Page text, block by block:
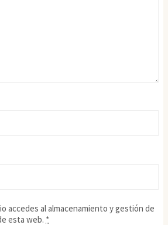
accedes al almacenamiento y gestión de
esta web. *